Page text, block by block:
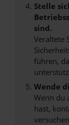
Stelle
sind.
Veraltete
führen,
Wende
Wenn du
hast,